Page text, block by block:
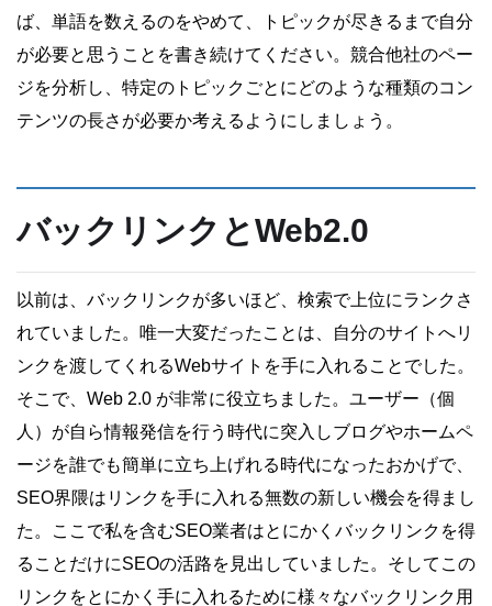
ば、単語を数えるのをやめて、トピックが尽きるまで自分
が必要と思うことを書き続けてください。競合他社のペー
ジを分析し、特定のトピックごとにどのような種類のコン
テンツの長さが必要か考えるようにしましょう。
バックリンクとWeb2.0
以前は、バックリンクが多いほど、検索で上位にランクさ
れていました。唯一大変だったことは、自分のサイトへリ
ンクを渡してくれるWebサイトを手に入れることでした。
そこで、Web 2.0 が非常に役立ちました。ユーザー（個
人）が自ら情報発信を行う時代に突入しブログやホームペ
ージを誰でも簡単に立ち上げれる時代になったおかげで、
SEO界隈はリンクを手に入れる無数の新しい機会を得まし
た。ここで私を含むSEO業者はとにかくバックリンクを得
ることだけにSEOの活路を見出していました。そしてこの
リンクをとにかく手に入れるために様々なバックリンク用